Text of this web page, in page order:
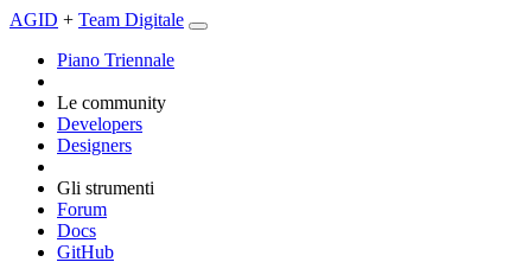
AGID + Team Digitale
Piano Triennale
Le community
Developers
Designers
Gli strumenti
Forum
Docs
GitHub